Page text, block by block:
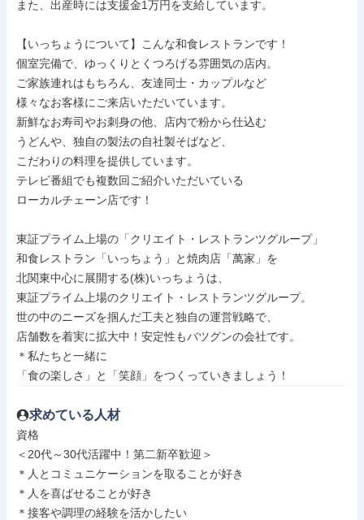
また、出産時には支援金1万円を支給しています。
【いっちょうについて】こんな和食レストランです！
個室完備で、ゆっくりとくつろげる雰囲気の店内。
ご家族連れはもちろん、友達同士・カップルなど
様々なお客様にご来店いただいています。
新鮮なお寿司やお刺身の他、店内で粉から仕込む
うどんや、独自の製法の自社製そばなど、
こだわりの料理を提供しています。
テレビ番組でも複数回ご紹介いただいている
ローカルチェーン店です！
東証プライム上場の「クリエイト・レストランツグループ」
和食レストラン「いっちょう」と焼肉店「萬家」を
北関東中心に展開する(株)いっちょうは、
東証プライム上場のクリエイト・レストランツグループ。
世の中のニーズを掴んだ工夫と独自の運営戦略で、
店舗数を着実に拡大中！安定性もバツグンの会社です。
＊私たちと一緒に
「食の楽しさ」と「笑顔」をつくっていきましょう！
求めている人材
資格
＜20代～30代活躍中！第二新卒歓迎＞
＊人とコミュニケーションを取ることが好き
＊人を喜ばせることが好き
＊接客や調理の経験を活かしたい